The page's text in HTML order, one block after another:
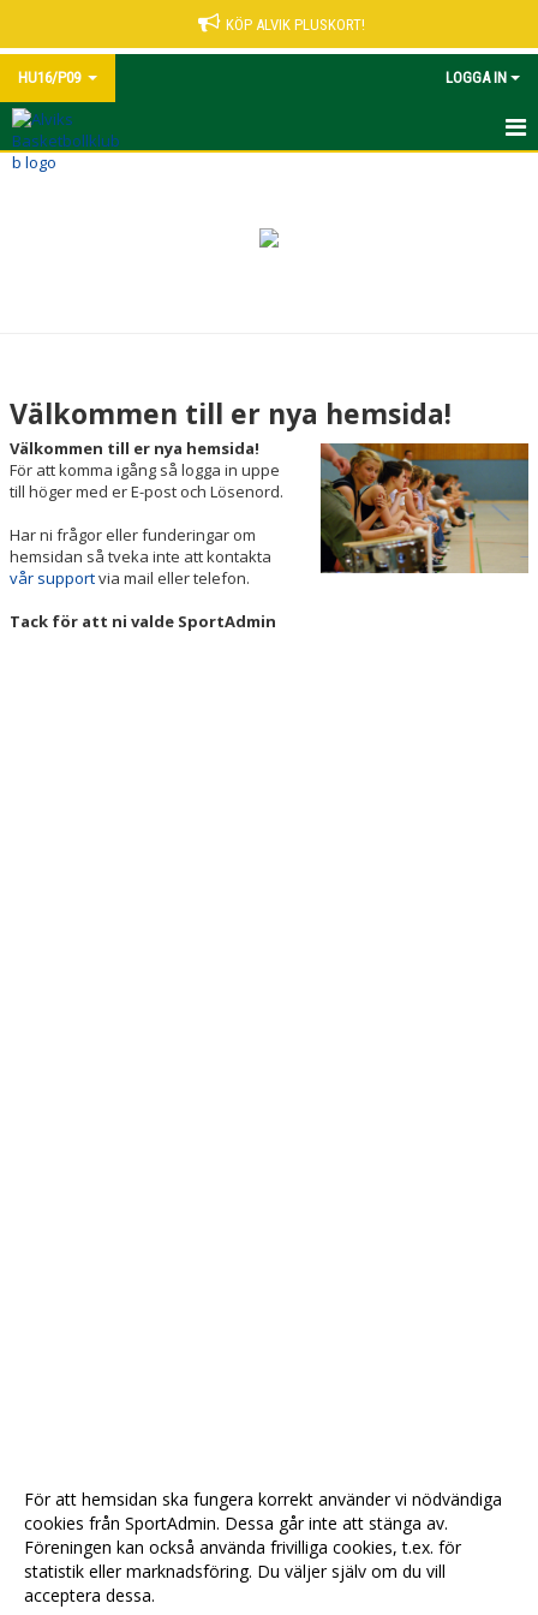
KÖP ALVIK PLUSKORT!
HU16/P09 LOGGA IN
HEM
DOKUMENT
KONTAKT
Välkommen till er nya hemsida!
Välkommen till er nya hemsida!
För att komma igång så logga in uppe
till höger med er E-post och Lösenord.
Har ni frågor eller funderingar om
hemsidan så tveka inte att kontakta
vår supportvia mail eller telefon.
Tack för att ni valde SportAdmin
För att hemsidan ska fungera korrekt använder vi nödvändiga
cookies från SportAdmin. Dessa går inte att stänga av.
Föreningen kan också använda frivilliga cookies, t.ex. för
statistik eller marknadsföring. Du väljer själv om du vill
acceptera dessa.